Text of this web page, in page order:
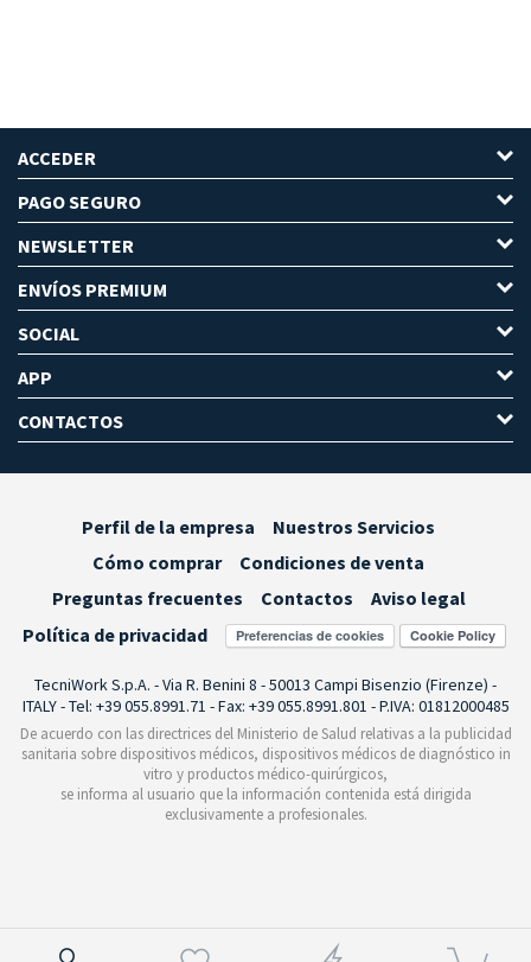
ACCEDER
PAGO SEGURO
NEWSLETTER
ENVÍOS PREMIUM
SOCIAL
APP
CONTACTOS
Perfil de la empresa
Nuestros Servicios
Cómo comprar
Condiciones de venta
Preguntas frecuentes
Contactos
Aviso legal
Política de privacidad
Preferencias de cookies
TecniWork S.p.A. - Via R. Benini 8 - 50013 Campi Bisenzio (Firenze) -
ITALY - Tel: +39 055.8991.71 - Fax: +39 055.8991.801 - P.IVA: 01812000485
De acuerdo con las directrices del Ministerio de Salud relativas a la publicidad
sanitaria sobre dispositivos médicos, dispositivos médicos de diagnóstico in
vitro y productos médico-quirúrgicos,
se informa al usuario que la información contenida está dirigida
exclusivamente a profesionales.